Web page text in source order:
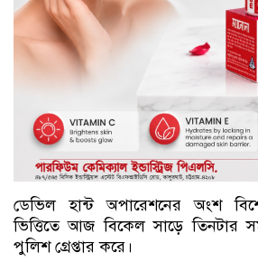
ডেভিল হান্ট অপারেশনের অংশ
ভিত্তিতে আজ বিকেল সাড়ে তিনটার
পুলিশ গ্রেপ্তার করে।